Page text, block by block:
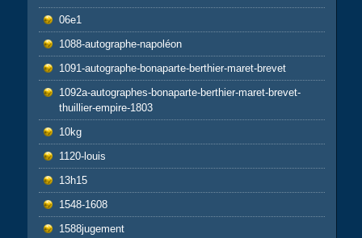
06e1
1088-autographe-napoléon
1091-autographe-bonaparte-berthier-maret-brevet
1092a-autographes-bonaparte-berthier-maret-brevet-
thuillier-empire-1803
10kg
1120-louis
13h15
1548-1608
1588jugement